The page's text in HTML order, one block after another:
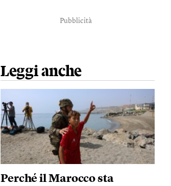
Pubblicità
Leggi anche
Perché il Marocco sta